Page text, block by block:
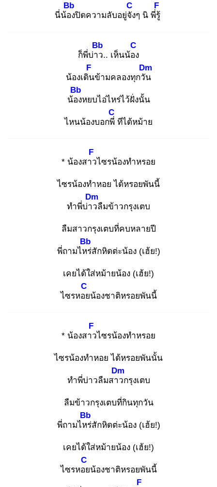
นี่น้อง
Bb
ปิดความลับอยู่จัง
C
ๆ นิ พี่รู้
F
ก็พี่บ่าว
Bb
.. เห็นน้อง
C
น้องเดิน
F
ข้ามคลองทุกวัน
Dm
น้อง
Bb
หยบไอ่ไหร่ไว้ฝั่งนั้น
ไหนน้องบอกพี่
C
ทีได้หม้าย
* น้องสาว
F
ไซรน้องทำหรอย
ไซรน้องทำหอย ได้หรอยพันนี้
ทำพี่บ่าว
Dm
ลืมข้าวกรุงเตบ
ลืมสาวกรุงเตบที่คบหลายปี
พี่ถามไหร่
Bb
สักหิดต่ะน้อง (เฮ้ย!)
เคยได้ใส่หม้ายน้อง (เฮ้ย!)
ไซรหอย
C
น้องชาติหรอยพันนี้
* น้องสาว
F
ไซรน้องทำหรอย
ไซรน้องทำหอย ได้หรอยพันนั้น
ทำพี่บ่าวลืมสาว
Dm
กรุงเตบ
ลืมข้าวกรุงเตบที่กินทุกวัน
พี่ถามไหร่
Bb
สักหิดต่ะน้อง (เฮ้ย!)
เคยได้ใส่หม้ายน้อง (เฮ้ย!)
ไซรหอย
C
น้องชาติหรอยพันนี้
F